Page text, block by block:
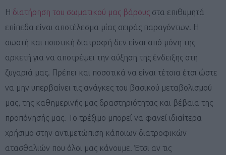
Η διατήρηση του σωματικού μας βάρους στα επιθυμητά
επίπεδα είναι αποτέλεσμα μίας σειράς παραγόντων. Η
σωστή και ποιοτική διατροφή δεν είναι από μόνη της
αρκετή για να αποτρέψει την αύξηση της ένδειξης στη
ζυγαριά μας. Πρέπει και ποσοτικά να είναι τέτοια έτσι ώστε
να μην υπερβαίνει τις ανάγκες του βασικού μεταβολισμού
μας, της καθημερινής μας δραστηριότητας και βέβαια της
προπόνησής μας. Το τρέξιμο μπορεί να φανεί ιδιαίτερα
χρήσιμο στην αντιμετώπιση κάποιων διατροφικών
ατασθαλιών που όλοι μας κάνουμε. Έτσι αν τις